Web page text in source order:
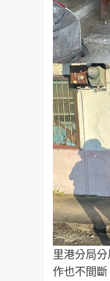
里港分局
作也不間